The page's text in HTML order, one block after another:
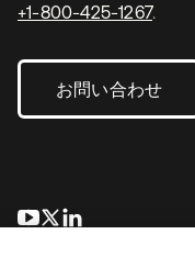
+1-800-425-1267.
お問い合わせ
新しいタブで開く
新しいタブで開く